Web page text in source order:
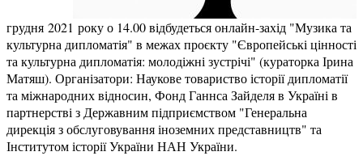
грудня 2021 року о 14.00 відбудеться онлайн-захід "Музика та
культурна дипломатія" в межах проєкту "Європейські цінності
та культурна дипломатія: молодіжні зустрічі" (кураторка Ірина
Матяш). Організатори: Наукове товариство історії дипломатії
та міжнародних відносин, Фонд Ганнса Зайделя в Україні в
партнерстві з Державним підприємством "Генеральна
дирекція з обслуговування іноземних представництв" та
Інститутом історії України НАН України.